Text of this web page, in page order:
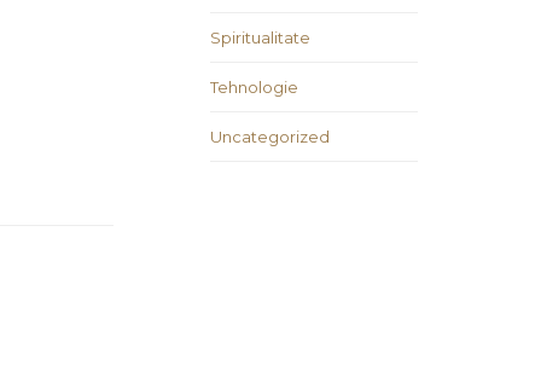
Spiritualitate
Tehnologie
Uncategorized